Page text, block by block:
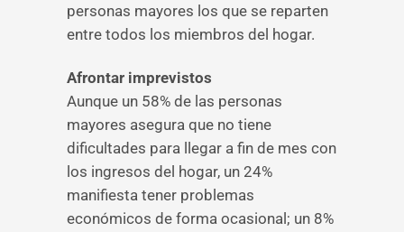
personas mayores los que se reparten
entre todos los miembros del hogar.
Afrontar imprevistos
Aunque un 58% de las personas
mayores asegura que no tiene
dificultades para llegar a fin de mes con
los ingresos del hogar, un 24%
manifiesta tener problemas
económicos de forma ocasional; un 8%